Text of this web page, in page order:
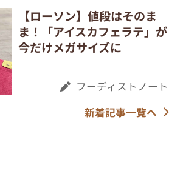
【ローソン】値段はそのま
ま！「アイスカフェラテ」が
今だけメガサイズに
フーディストノート
新着記事一覧へ